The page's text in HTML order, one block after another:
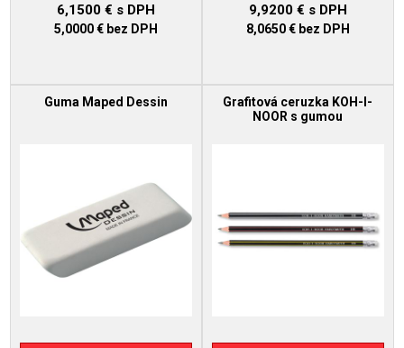
6,1500 € s DPH
5,0000 € bez DPH
9,9200 € s DPH
8,0650 € bez DPH
Guma Maped Dessin
Grafitová ceruzka KOH-I-
NOOR s gumou